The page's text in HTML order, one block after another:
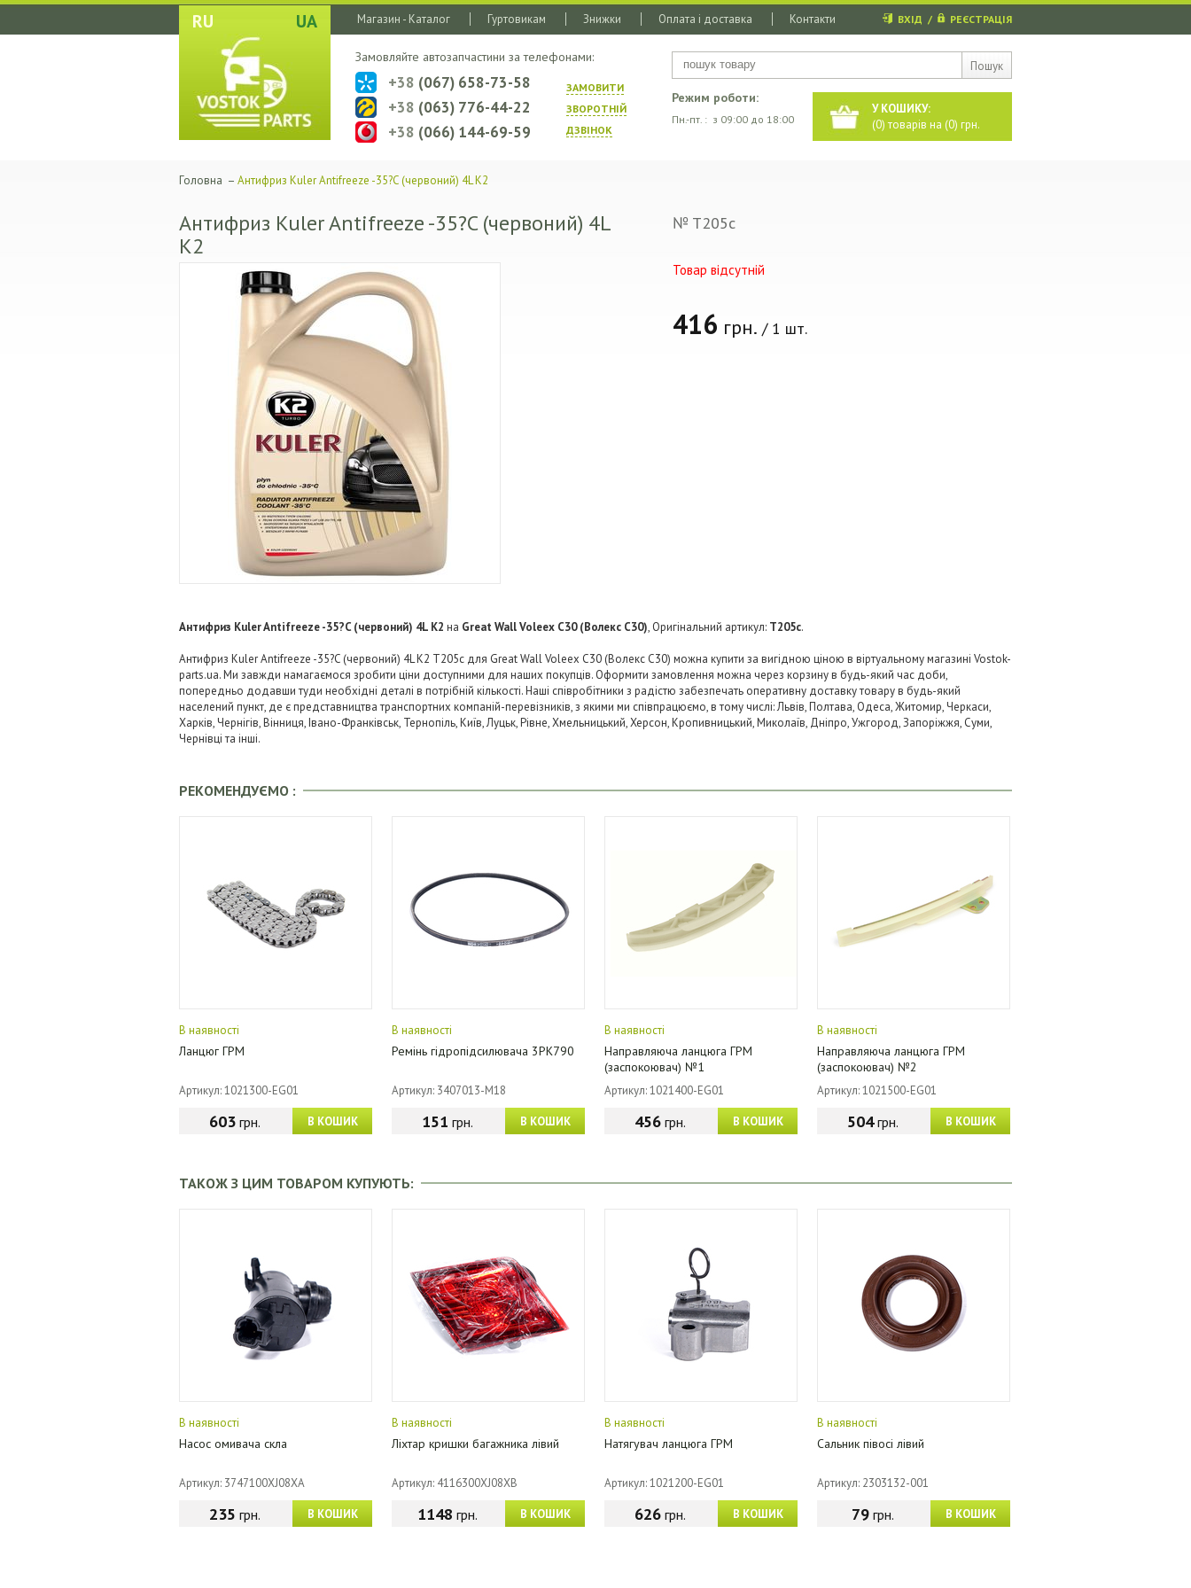
RU UA
Пошук
Магазин - Каталог Гуртовикам Знижки Оплата і доставка Контакти ВХІД / РЕЄСТРАЦІЯ
У КОШИКУ:
(0) товарів на (0) грн.
Режим роботи:
Пн.-пт. : з 09:00 до 18:00
Замовляйте автозапчастини за телефонами:
ЗАМОВИТИ
ЗВОРОТНIЙ
ДЗВIНОК
+38 (067) 658-73-58
+38 (063) 776-44-22
+38 (066) 144-69-59
Головна – Антифриз Kuler Antifreeze -35?C (червоний) 4L K2
Антифриз Kuler Antifreeze -35?C (червоний) 4L
K2
№ T205c
Товар відсутній
416 грн. / 1 шт.
Антифриз Kuler Antifreeze -35?C (червоний) 4L K2 на Great Wall Voleex C30 (Волекс C30), Оригінальний артикул: T205c.
Антифриз Kuler Antifreeze -35?C (червоний) 4L K2 T205c для Great Wall Voleex C30 (Волекс C30) можна купити за вигідною ціною в віртуальному магазині Vostok-
parts.ua. Ми завжди намагаємося зробити ціни доступними для наших покупців. Оформити замовлення можна через корзину в будь-який час доби,
попередньо додавши туди необхідні деталі в потрібній кількості. Наші співробітники з радістю забезпечать оперативну доставку товару в будь-який
населений пункт, де є представництва транспортних компаній-перевізників, з якими ми співпрацюємо, в тому числі: Львів, Полтава, Одеса, Житомир, Черкаси,
Харків, Чернігів, Вінниця, Івано-Франківськ, Тернопіль, Київ, Луцьк, Рівне, Хмельницький, Херсон, Кропивницький, Миколаїв, Дніпро, Ужгород, Запоріжжя, Суми,
Чернівці та інші.
РЕКОМЕНДУЄМО :
В наявності
Ланцюг ГРМ
Артикул: 1021300-EG01
В КОШИК
603грн.
В наявності
Ремінь гідропідсилювача 3PK790
Артикул: 3407013-M18
В КОШИК
151 грн.
В наявності
Направляюча ланцюга ГРМ
(заспокоювач) №1
Артикул: 1021400-EG01
В КОШИК
456грн.
В наявності
Направляюча ланцюга ГРМ
(заспокоювач) №2
Артикул: 1021500-EG01
В КОШИК
504грн.
ТАКОЖ З ЦИМ ТОВАРОМ КУПУЮТЬ:
В наявності
Насос омивача скла
Артикул: 3747100XJ08XA
В КОШИК
235 грн.
В наявності
Ліхтар кришки багажника лівий
Артикул: 4116300XJ08XB
В КОШИК
1148 грн.
В наявності
Натягувач ланцюга ГРМ
Артикул: 1021200-EG01
В КОШИК
626грн.
В наявності
Сальник півосі лівий
Артикул: 2303132-001
В КОШИК
79грн.